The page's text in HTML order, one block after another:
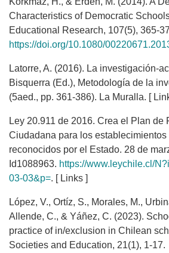
Characteristics of Democratic
Educational Research, 107(5), 365-
https://doi.org/10.1080/
Latorre, A. (2016). La investigación-
Bisquerra (Ed.), Metodología de la
(5aed., pp. 361-386). La Muralla. [
Ley 20.911 de 2016. Crea el Plan de
Ciudadana para los
reconocidos por el Estado. 28 de
Id1088963. https://www.leychile.cl/
03-03&p=. [ Links ]
López, V., Ortíz, S., Morales, M.,
Allende, C., & Yáñez, C. (2023).
practice of in/exclusion in Chilean
Societies and Education, 21(1), 1-17.